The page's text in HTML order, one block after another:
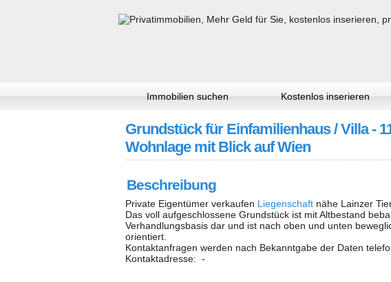
Immobilien suchen Kostenlos inserieren
Grundstück für Einfamilienhaus / Villa -
Wohnlage mit Blick auf Wien
Beschreibung
Private Eigentümer verkaufen Liegenschaft nähe Lainzer
Das voll aufgeschlossene Grundstück ist mit Altbestand
Verhandlungsbasis dar und ist nach oben und unten
orientiert.
Kontaktanfragen werden nach Bekanntgabe der Daten
Kontaktadresse: -